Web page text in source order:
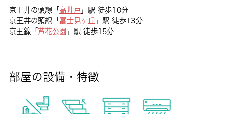
京王井の頭線「 高井戸」駅 徒歩10分
京王井の頭線「 富士見ヶ丘 」駅 徒歩13分
京王線「 芦花公園 」駅 徒歩15分
部屋の設備・特徴